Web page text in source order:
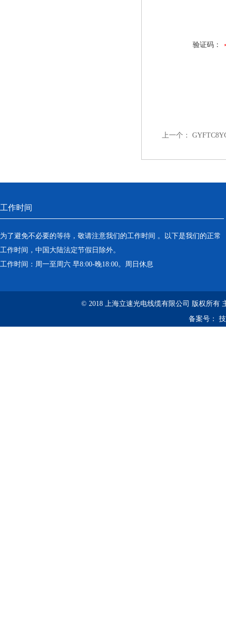
验证码：
上一个：
工作时间
为了避免不必要的等待，敬请注意我们的工作时间 。以下是我们的正常
工作时间，中国大陆法定节假日除外。
工作时间：周一至周六 早8:00-晚18:00。周日休息
© 2018 上海立速光电线缆有限公司 版权所有
备案号：